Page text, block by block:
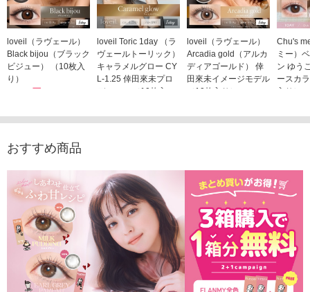
loveil（ラヴェール）
Black bijou（ブラック
ビジュー） （10枚入
り）
1,760円
loveil Toric 1day （ラ
ヴェールトーリック）
キャラメルグロー CY
L-1.25 倖田來未プロ
デュース （10枚入
1,760円(税込)
loveil（ラヴェール）
Arcadia gold（アルカ
ディアゴールド） 倖
田來未イメージモデル
（10枚入り）
Chu's
ミー）
ン ゆう
ースカ
入り）
おすすめ商品